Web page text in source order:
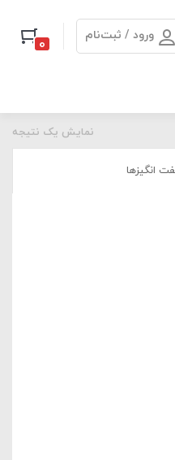
ورود / ثبت‌نام 0
نمایش یک نتیجه
انگیزها